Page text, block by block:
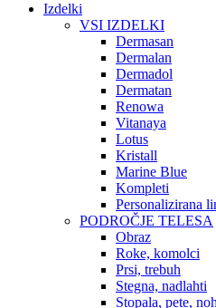
Izdelki
VSI IZDELKI
Dermasan
Dermalan
Dermadol
Dermatan
Renowa
Vitanaya
Lotus
Kristall
Marine Blue
Kompleti
Personalizirana
PODROČJE TELESA
Obraz
Roke, komolci
Prsi, trebuh
Stegna, nadlahti
Stopala, pete,